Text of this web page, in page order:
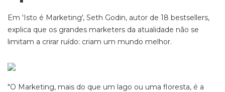
Em 'Isto é Marketing', Seth Godin, autor de 18 bestsellers,
explica que os grandes marketers da atualidade não se
limitam a crirar ruído: criam um mundo melhor.
"O Marketing, mais do que um lago ou uma floresta, é a